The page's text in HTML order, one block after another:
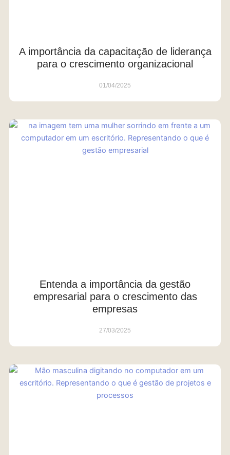
A importância da capacitação de liderança
para o crescimento organizacional
01/04/2025
Entenda a importância da gestão
empresarial para o crescimento das
empresas
27/03/2025